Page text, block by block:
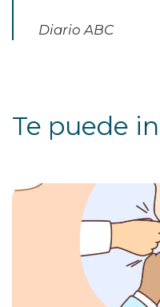
Diario ABC
Te puede